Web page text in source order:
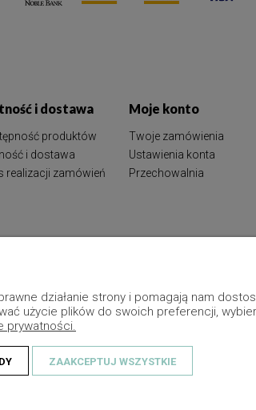
i dostawa
produktów
i dostawa
realizacji zamówień
Moje konto
Twoje zamówienia
Ustawienia konta
Przechowalnia
działanie strony i pomagają nam
użycie plików do swoich preferencji,
prywatności.
ZAAKCEPTUJ WSZYSTKIE